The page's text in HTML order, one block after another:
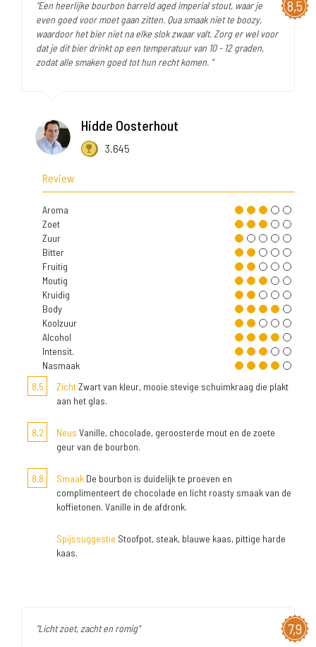
8,5
"Een heerlijke bourbon barreld aged imperial stout, waar je
even goed voor moet gaan zitten. Qua smaak niet te boozy,
waardoor het bier niet na elke slok zwaar valt. Zorg er wel voor
dat je dit bier drinkt op een temperatuur van 10 - 12 graden,
zodat alle smaken goed tot hun recht komen. "
Hidde Oosterhout
3.645
Review
Aroma
Zoet
Zuur
Bitter
Fruitig
Moutig
Kruidig
Body
Koolzuur
Alcohol
Intensit.
Nasmaak
8,5
ZichtZwart van kleur, mooie stevige schuimkraag die plakt
aan het glas.
8,2 Neus Vanille, chocolade, geroosterde mout en de zoete
geur van de bourbon.
8,8 Smaak De bourbon is duidelijk te proeven en
complimenteert de chocolade en licht roasty smaak van de
koffietonen. Vanille in de afdronk.
Spijssuggestie Stoofpot, steak, blauwe kaas, pittige harde
kaas.
7,9
"Licht zoet, zacht en romig"